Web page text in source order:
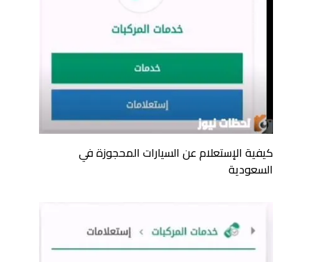
كيفية الإستعلام عن السيارات المحجوزة في
السعودية